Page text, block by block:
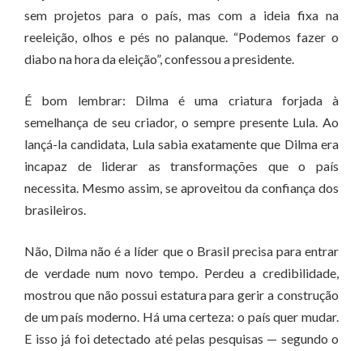
sem projetos para o país, mas com a ideia fixa na
reeleição, olhos e pés no palanque. “Podemos fazer o
diabo na hora da eleição”, confessou a presidente.
É bom lembrar: Dilma é uma criatura forjada à
semelhança de seu criador, o sempre presente Lula. Ao
lançá-la candidata, Lula sabia exatamente que Dilma era
incapaz de liderar as transformações que o país
necessita. Mesmo assim, se aproveitou da confiança dos
brasileiros.
Não, Dilma não é a líder que o Brasil precisa para entrar
de verdade num novo tempo. Perdeu a credibilidade,
mostrou que não possui estatura para gerir a construção
de um país moderno. Há uma certeza: o país quer mudar.
E isso já foi detectado até pelas pesquisas — segundo o